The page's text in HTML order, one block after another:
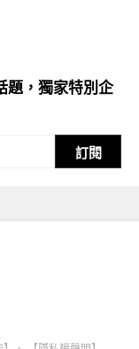
題，獨家特別企
訂閱